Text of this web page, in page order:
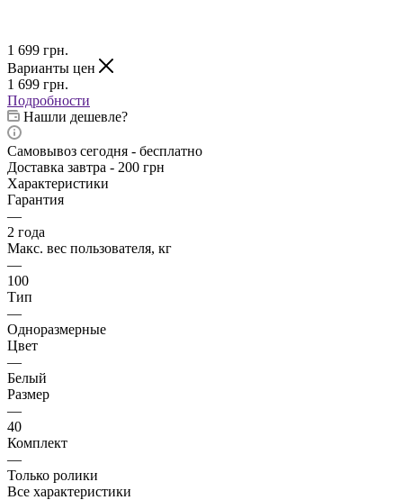
1 699 грн.
Варианты цен
1 699 грн.
Подробности
Нашли дешевле?
Самовывоз сегодня - бесплатно
Доставка завтра - 200 грн
Характеристики
Гарантия
—
2 года
Макс. вес пользователя, кг
—
100
Тип
—
Одноразмерные
Цвет
—
Белый
Размер
—
40
Комплект
—
Только ролики
Все характеристики